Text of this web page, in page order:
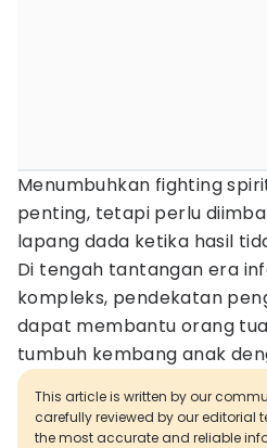
Menumbuhkan fighting
penting, tetapi perlu
lapang dada ketika hasil
Di tengah tantangan era
kompleks, pendekatan
dapat membantu orang
tumbuh kembang anak
This article is written by our
carefully reviewed by our editorial
the most accurate and reliable